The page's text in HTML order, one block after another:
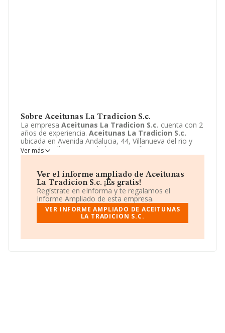
Sobre Aceitunas La Tradicion S.c.
La empresa Aceitunas La Tradicion S.c. cuenta con 2
años de experiencia. Aceitunas La Tradicion S.c.
ubicada en Avenida Andalucia, 44, Villanueva del rio y
Minas, Sevilla. Su actividad CNAE se fine como 4639 -
Comercio al por mayor, no especializado, de productos
Aceitunas La Tradicion S.c.es Sociedad civil.
Ver más
Ver el informe ampliado de Aceitunas
La Tradicion S.c. ¡Es gratis!
Regístrate en eInforma y te regalamos el
Informe Ampliado de esta empresa.
VER INFORME AMPLIADO DE ACEITUNAS
LA TRADICION S.C.